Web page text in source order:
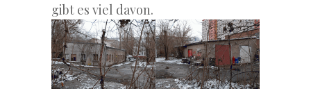
gibt es viel davon.